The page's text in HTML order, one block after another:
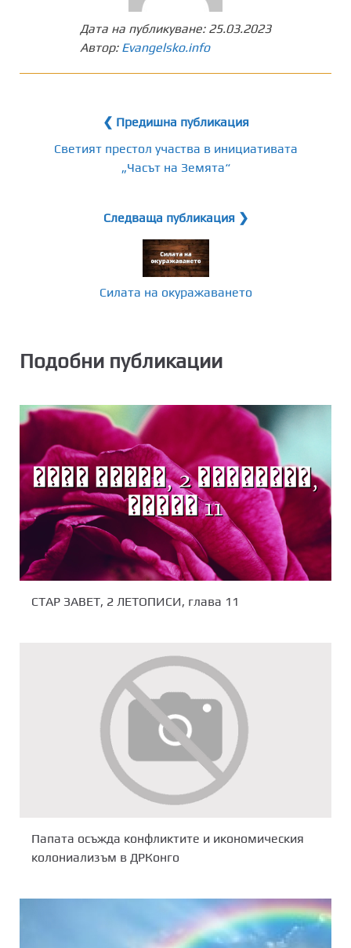
Дата на публикуване: 25.03.2023
Автор: Evangelsko.info
❮ Предишна публикация
Светият престол участва в инициативата
„Часът на Земята“
Следваща публикация ❯
Силата на окуражаването
Подобни публикации
СТАР ЗАВЕТ, 2 ЛЕТОПИСИ, глава 11
Папата осъжда конфликтите и икономическия
колониализъм в ДРКонго